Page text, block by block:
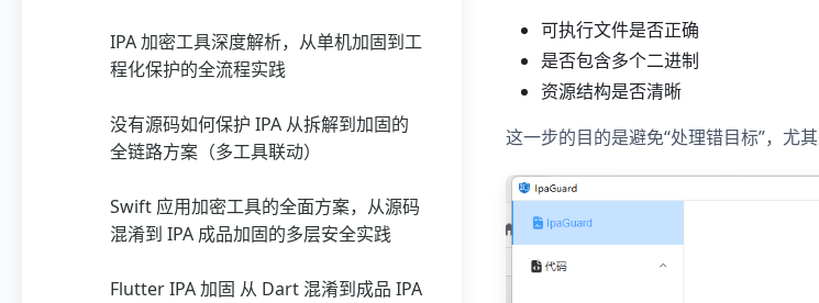
IPA 加密工具深度解析，从单机加固到工
程化保护的全流程实践
没有源码如何保护 IPA 从拆解到加固的
全链路方案（多工具联动）
Swift 应用加密工具的全面方案，从源码
混淆到 IPA 成品加固的多层安全实践
Flutter IPA 加固 从 Dart 混淆到成品 IPA
可执行文件是否正确
是否包含多个二进制
资源结构是否清晰
这一步的目的是避免“处理错目标”，尤